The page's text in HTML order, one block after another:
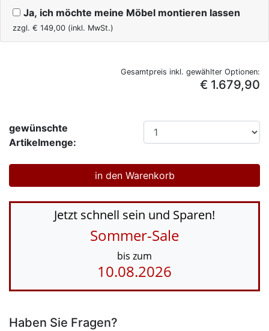
Ja, ich möchte meine Möbel montieren lassen
zzgl. € 149,00 (inkl. MwSt.)
Gesamtpreis inkl. gewählter Optionen:
€ 1.679,90
gewünschte
Artikelmenge:
Jetzt schnell sein und Sparen!
Sommer-Sale
bis zum
10.08.2026
Haben Sie Fragen?